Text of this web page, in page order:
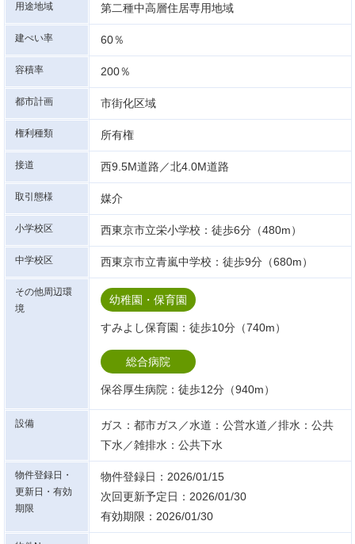
用途地域 第二種中高層住居専用地域
建ぺい率 60％
容積率 200％
都市計画 市街化区域
権利種類 所有権
接道 西9.5M道路／北4.0M道路
取引態様 媒介
小学校区 西東京市立栄小学校：徒歩6分（480m）
中学校区 西東京市立青嵐中学校：徒歩9分（680m）
その他周辺環
境
幼稚園・保育園
すみよし保育園：徒歩10分（740m）
総合病院
保谷厚生病院：徒歩12分（940m）
設備
ガス：都市ガス／水道：公営水道／排水：公共
下水／雑排水：公共下水
物件登録日・
更新日・有効
期限
物件登録日：2026/01/15
次回更新予定日：2026/01/30
有効期限：2026/01/30